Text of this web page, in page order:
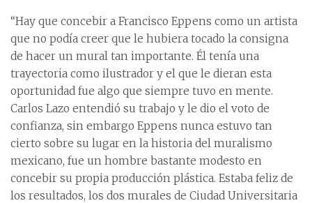
“Hay que concebir a Francisco Eppens como un artista
que no podía creer que le hubiera tocado la consigna
de hacer un mural tan importante. Él tenía una
trayectoria como ilustrador y el que le dieran esta
oportunidad fue algo que siempre tuvo en mente.
Carlos Lazo entendió su trabajo y le dio el voto de
confianza, sin embargo Eppens nunca estuvo tan
cierto sobre su lugar en la historia del muralismo
mexicano, fue un hombre bastante modesto en
concebir su propia producción plástica. Estaba feliz de
los resultados, los dos murales de Ciudad Universitaria